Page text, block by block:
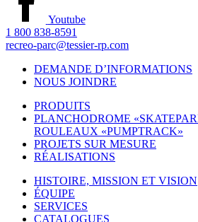
Youtube
1 800 838-8591
recreo-parc@tessier-rp.com
DEMANDE D’INFORMATIONS
NOUS JOINDRE
PRODUITS
PLANCHODROME
ROULEAUX «PUMPTRACK»
PROJETS SUR MESURE
RÉALISATIONS
HISTOIRE, MISSION ET VISION
ÉQUIPE
SERVICES
CATALOGUES